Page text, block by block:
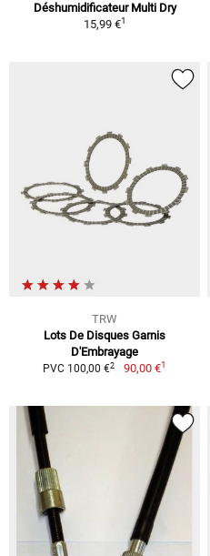
Déshumidificateur Multi Dry
15,99 €1
TRW
Lots De Disques Garnis
D'Embrayage
PVC 100,00 €2 90,00 €1